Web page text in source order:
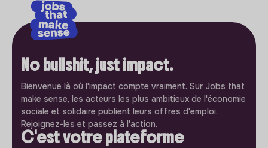
No bullshit, just impact.
Bienvenue là où l'impact compte vraiment. Sur Jobs that
make sense, les acteurs les plus ambitieux de l'économie
sociale et solidaire publient leurs offres d'emploi.
Rejoignez-les et passez à l'action.
C'est votre plateforme